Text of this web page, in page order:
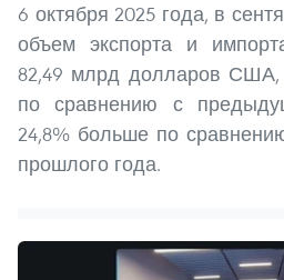
6 октября 2025 года, в
объем экспорта и
82,49 млрд долларов США,
по сравнению с
24,8% больше по
прошлого года.